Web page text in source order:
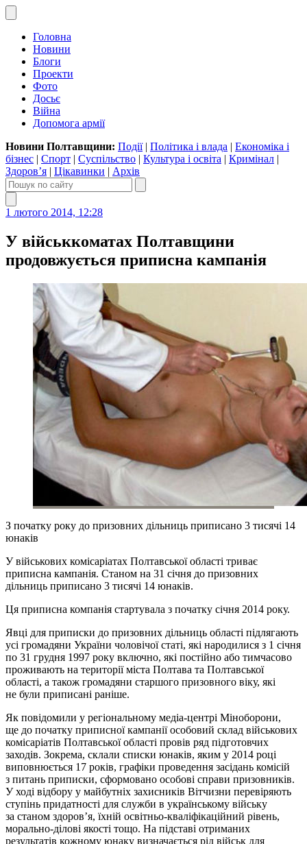
Головна
Новини
Блоги
Проекти
Фото
Досьє
Війна
Допомога армії
Новини Полтавщини: Події| Політика і влада | Економіка і
бізнес | Спорт | Суспільство | Культура і освіта | Кримінал |
Здоров’я | Цікавинки | Архів
1 лютого 2014, 12:28
У військкоматах Полтавщини
продовжується приписна кампанія
З початку року до призовних дільниць приписано 3 тисячі 14
юнаків
У військових комісаріатах Полтавської області триває
приписна кампанія. Станом на 31 січня до призовних
дільниць приписано 3 тисячі 14 юнаків.
Ця приписна компанія стартувала з початку січня 2014 року.
Явці для приписки до призовних дільниць області підлягають
усі громадяни України чоловічої статі, які народилися з 1 січня
по 31 грудня 1997 року включно, які постійно або тимчасово
проживають на території міста Полтава та Полтавської
області, а також громадяни старшого призовного віку, які
не були приписані раніше.
Як повідомили у регіональному медіа-центрі Міноборони,
ще до початку приписної кампанії особовий склад військових
комісаріатів Полтавської області провів ряд підготовчих
заходів. Зокрема, склали списки юнаків, яким у 2014 році
виповнюється 17 років, графіки проведення засідань комісій
з питань приписки, сформовано особові справи призовників.
У ході відбору у майбутніх захисників Вітчизни перевіряють
ступінь придатності для служби в українському війську
за станом здоров’я, їхній освітньо-кваліфікаційний рівень,
морально-ділові якості тощо. На підставі отриманих
результатів кожному юнаку визначається рід військ для